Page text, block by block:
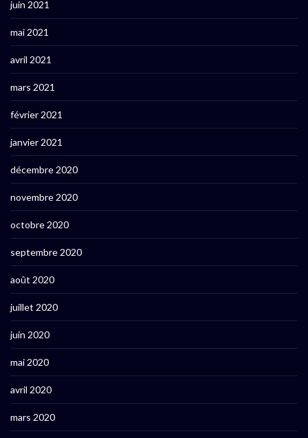
juin 2021
mai 2021
avril 2021
mars 2021
février 2021
janvier 2021
décembre 2020
novembre 2020
octobre 2020
septembre 2020
août 2020
juillet 2020
juin 2020
mai 2020
avril 2020
mars 2020